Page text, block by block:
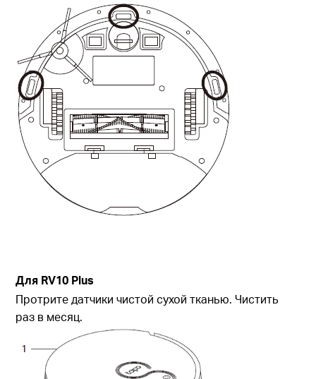
Для RV10 Plus
Протрите датчики чистой сухой тканью. Чистить
раз в месяц.